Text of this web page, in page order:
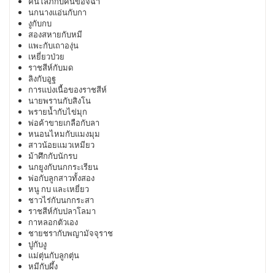
นกนางแอ่นกับกา
งูกับกบ
สองสหายกับหมี
แพะกับเถาองุ่น
เหยี่ยวป่วย
ราชสีห์กับมด
ลิงกับอูฐ
การแบ่งเนื้อของราชสีห์
นายพรานกับสิงโน
พรายน้ำกับไข่มุก
พ่อค้าขายเกลือกับลา
หนอนไหมกับแมงมุม
สาวน้อยแมวเหมียว
ม้าศึกกับนักรบ
นกยูงกับนกกระเรียน
พ่อกับลูกสาวทั้งสอง
หนู กบ และเหยี่ยว
ชาวไร่กับนกกระสา
ราชสีห์กับปลาโลมา
กาหลอกตัวเอง
ชายชรากับพญามัจจุราช
ปูกับงู
แม่ตุ่นกับลูกตุ่น
หมีกับผึ้ง